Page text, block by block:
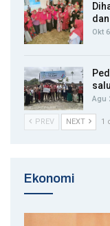
Okt
Agu
PREV NEXT 1
Ekonomi